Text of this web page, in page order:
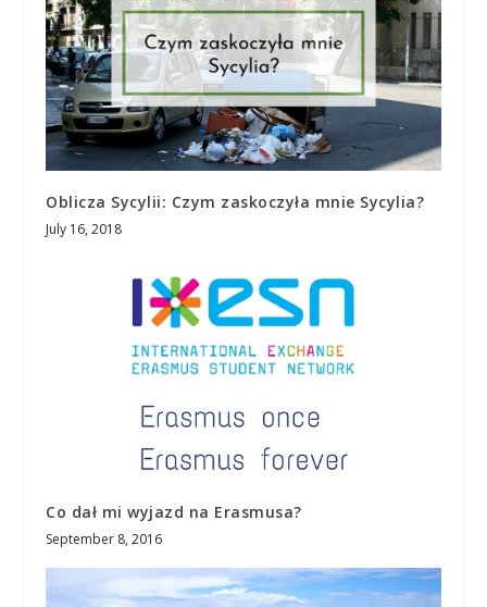
Oblicza Sycylii: Czym zaskoczyła mnie Sycylia?
July 16, 2018
Co dał mi wyjazd na Erasmusa?
September 8, 2016